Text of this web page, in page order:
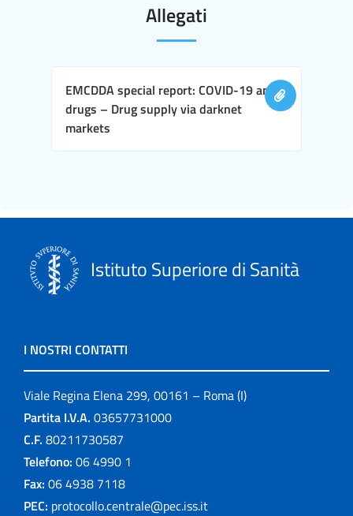
Allegati
EMCDDA special report: COVID-19 and
drugs – Drug supply via darknet
markets
Istituto Superiore di Sanità
I NOSTRI CONTATTI
Viale Regina Elena 299, 00161 – Roma (I)
Partita I.V.A. 03657731000
C.F. 80211730587
Telefono: 06 4990 1
Fax: 06 4938 7118
PEC: protocollo.centrale@pec.iss.it